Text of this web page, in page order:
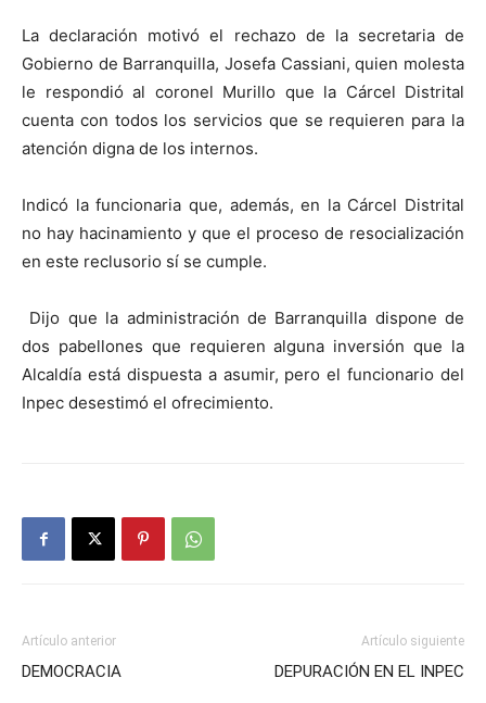
La declaración motivó el rechazo de la secretaria de
Gobierno de Barranquilla, Josefa Cassiani, quien molesta
le respondió al coronel Murillo que la Cárcel Distrital
cuenta con todos los servicios que se requieren para la
atención digna de los internos.
Indicó la funcionaria que, además, en la Cárcel Distrital
no hay hacinamiento y que el proceso de resocialización
en este reclusorio sí se cumple.
Dijo que la administración de Barranquilla dispone de
dos pabellones que requieren alguna inversión que la
Alcaldía está dispuesta a asumir, pero el funcionario del
Inpec desestimó el ofrecimiento.
Artículo anterior
DEMOCRACIA
Artículo siguiente
DEPURACIÓN EN EL INPEC